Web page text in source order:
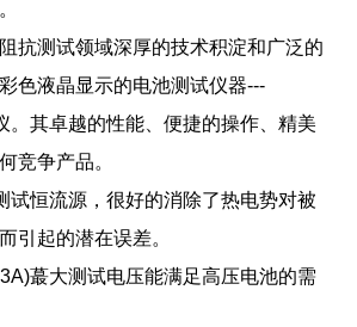
抗测试领域深厚的技术积淀和广泛的
色液晶显示的电池测试仪器---
。其卓越的性能、便捷的操作、精美
竞争产品。
试恒流源，很好的消除了热电势对被
引起的潜在误差。
蕞大测试电压能满足高压电池的需